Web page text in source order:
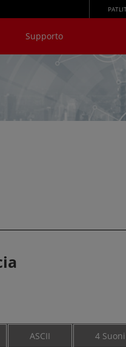
Supporto
ASCII 4